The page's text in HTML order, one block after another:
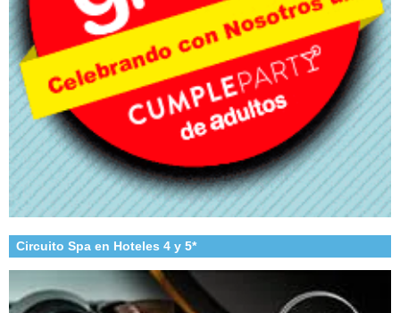
Circuito Spa en Hoteles 4 y 5*